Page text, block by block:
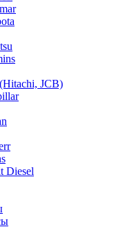
JCB)
Diesel